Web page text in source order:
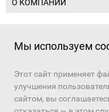
О КОМПАНИИ
+7 (391)
Наш
Мы используем
Этот сайт применяет
улучшения
сайтом, вы